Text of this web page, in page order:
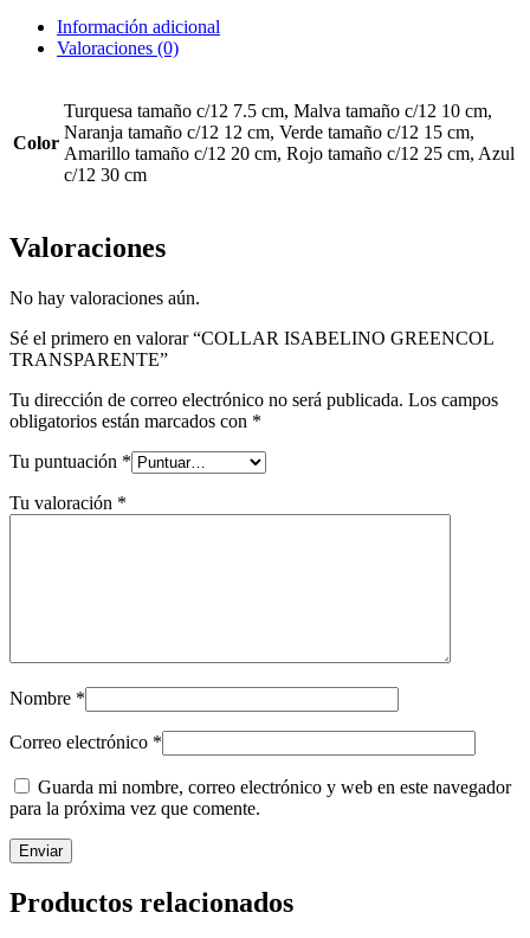
Información adicional
Valoraciones (0)
Color
Turquesa tamaño c/12 7.5 cm, Malva tamaño c/12 10 cm,
Naranja tamaño c/12 12 cm, Verde tamaño c/12 15 cm,
Amarillo tamaño c/12 20 cm, Rojo tamaño c/12 25 cm, Azul
c/12 30 cm
Valoraciones
No hay valoraciones aún.
Sé el primero en valorar “COLLAR ISABELINO GREENCOL
TRANSPARENTE”
Tu dirección de correo electrónico no será publicada. Los campos
obligatorios están marcados con *
Tu puntuación *
Tu valoración *
Nombre *
Correo electrónico *
Guarda mi nombre, correo electrónico y web en este navegador
para la próxima vez que comente.
Productos relacionados